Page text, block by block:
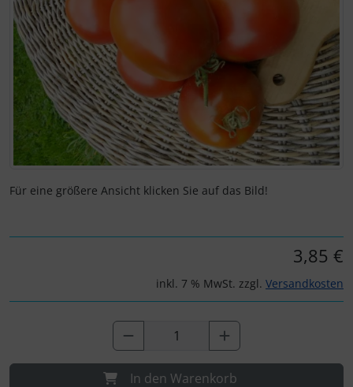
Für eine größere Ansicht klicken Sie auf das Bild!
3,85 €
inkl. 7 % MwSt. zzgl. Versandkosten
In den Warenkorb